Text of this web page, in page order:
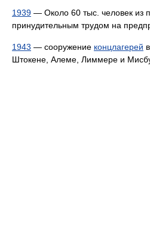
1939 — Около 60 тыс. человек из
принудительным трудом на
1943 — сооружение концлагерей
Штокене, Алеме, Лиммере и